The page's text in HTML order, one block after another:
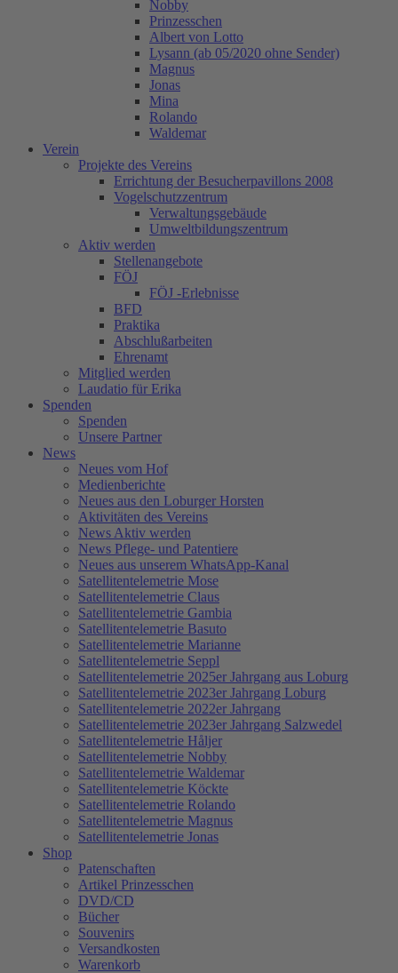
Nobby
Prinzesschen
Albert von Lotto
Lysann (ab 05/2020 ohne Sender)
Magnus
Jonas
Mina
Rolando
Waldemar
Verein
Projekte des Vereins
Errichtung der Besucherpavillons 2008
Vogelschutzzentrum
Verwaltungsgebäude
Umweltbildungszentrum
Aktiv werden
Stellenangebote
FÖJ
FÖJ -Erlebnisse
BFD
Praktika
Abschlußarbeiten
Ehrenamt
Mitglied werden
Laudatio für Erika
Spenden
Spenden
Unsere Partner
News
Neues vom Hof
Medienberichte
Neues aus den Loburger Horsten
Aktivitäten des Vereins
News Aktiv werden
News Pflege- und Patentiere
Neues aus unserem WhatsApp-Kanal
Satellitentelemetrie Mose
Satellitentelemetrie Claus
Satellitentelemetrie Gambia
Satellitentelemetrie Basuto
Satellitentelemetrie Marianne
Satellitentelemetrie Seppl
Satellitentelemetrie 2025er Jahrgang aus Loburg
Satellitentelemetrie 2023er Jahrgang Loburg
Satellitentelemetrie 2022er Jahrgang
Satellitentelemetrie 2023er Jahrgang Salzwedel
Satellitentelemetrie Håljer
Satellitentelemetrie Nobby
Satellitentelemetrie Waldemar
Satellitentelemetrie Köckte
Satellitentelemetrie Rolando
Satellitentelemetrie Magnus
Satellitentelemetrie Jonas
Shop
Patenschaften
Artikel Prinzesschen
DVD/CD
Bücher
Souvenirs
Versandkosten
Warenkorb